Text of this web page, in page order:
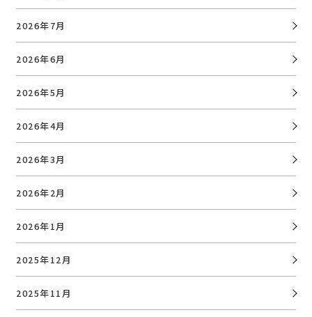
2026年7月
2026年6月
2026年5月
2026年4月
2026年3月
2026年2月
2026年1月
2025年12月
2025年11月